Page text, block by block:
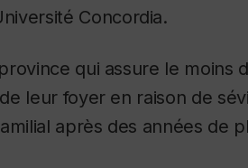
Concordia.
qui assure le moins
leur foyer en raison de
après des années de